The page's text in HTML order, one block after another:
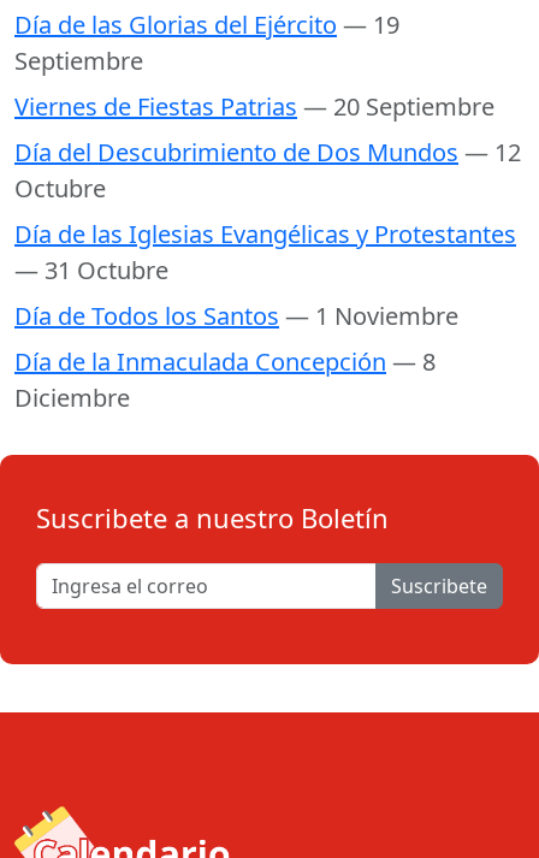
Día de las Glorias del Ejército — 19
Septiembre
Viernes de Fiestas Patrias — 20 Septiembre
Día del Descubrimiento de Dos Mundos — 12
Octubre
Día de las Iglesias Evangélicas y Protestantes
— 31 Octubre
Día de Todos los Santos — 1 Noviembre
Día de la Inmaculada Concepción — 8
Diciembre
Suscribete a nuestro Boletín
Suscribete